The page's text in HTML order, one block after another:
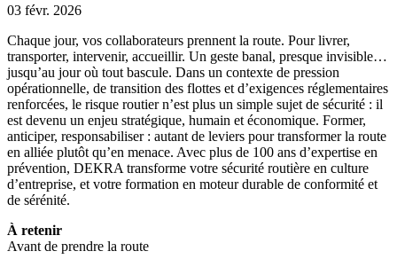
03 févr. 2026
Chaque jour, vos collaborateurs prennent la route. Pour livrer,
transporter, intervenir, accueillir. Un geste banal, presque invisible…
jusqu’au jour où tout bascule. Dans un contexte de pression
opérationnelle, de transition des flottes et d’exigences réglementaires
renforcées, le risque routier n’est plus un simple sujet de sécurité : il
est devenu un enjeu stratégique, humain et économique. Former,
anticiper, responsabiliser : autant de leviers pour transformer la route
en alliée plutôt qu’en menace. Avec plus de 100 ans d’expertise en
prévention, DEKRA transforme votre sécurité routière en culture
d’entreprise, et votre formation en moteur durable de conformité et
de sérénité.
À retenir
Avant de prendre la route